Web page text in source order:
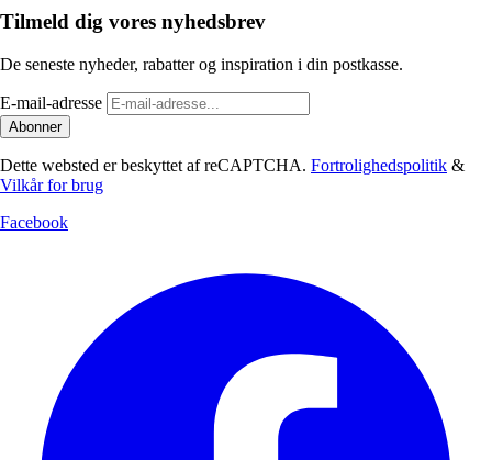
Tilmeld dig vores nyhedsbrev
De seneste nyheder, rabatter og inspiration i din postkasse.
E-mail-adresse
Abonner
Dette websted er beskyttet af reCAPTCHA. Fortrolighedspolitik &
Vilkår for brug
Facebook